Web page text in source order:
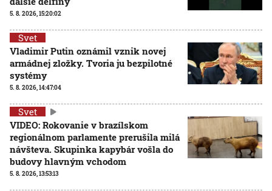
5. 8. 2026, 15:20:02
Svet
Vladimir Putin oznámil vznik novej
armádnej zložky. Tvoria ju bezpilotné
systémy
5. 8. 2026, 14:47:04
Svet
VIDEO: Rokovanie v brazílskom
regionálnom parlamente prerušila milá
návšteva. Skupinka kapybár vošla do
budovy hlavným vchodom
5. 8. 2026, 13:53:13